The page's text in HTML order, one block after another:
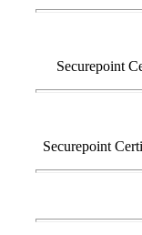
Securepoint
Securepoint